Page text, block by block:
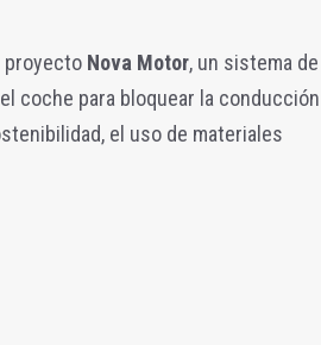
proyecto Nova Motor, un sistema de
coche para bloquear la conducción
el uso de materiales